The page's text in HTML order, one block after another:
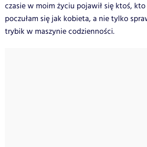
czasie w moim życiu pojawił się ktoś,
poczułam się jak kobieta, a nie tylko
trybik w maszynie codzienności.